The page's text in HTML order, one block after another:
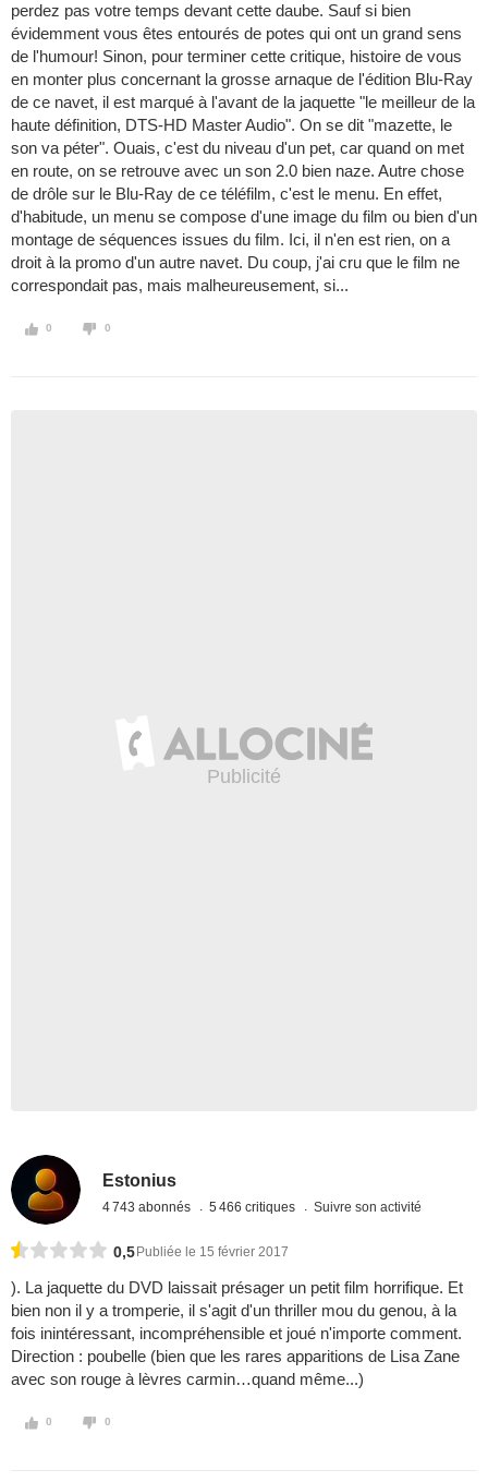
perdez pas votre temps devant cette daube. Sauf si bien
évidemment vous êtes entourés de potes qui ont un grand sens
de l'humour! Sinon, pour terminer cette critique, histoire de vous
en monter plus concernant la grosse arnaque de l'édition Blu-Ray
de ce navet, il est marqué à l'avant de la jaquette "le meilleur de la
haute définition, DTS-HD Master Audio". On se dit "mazette, le
son va péter". Ouais, c'est du niveau d'un pet, car quand on met
en route, on se retrouve avec un son 2.0 bien naze. Autre chose
de drôle sur le Blu-Ray de ce téléfilm, c'est le menu. En effet,
d'habitude, un menu se compose d'une image du film ou bien d'un
montage de séquences issues du film. Ici, il n'en est rien, on a
droit à la promo d'un autre navet. Du coup, j'ai cru que le film ne
correspondait pas, mais malheureusement, si...
0 0
Estonius
4 743 abonnés 5 466 critiques Suivre son activité
0,5 Publiée le 15 février 2017
). La jaquette du DVD laissait présager un petit film horrifique. Et
bien non il y a tromperie, il s'agit d'un thriller mou du genou, à la
fois inintéressant, incompréhensible et joué n'importe comment.
Direction : poubelle (bien que les rares apparitions de Lisa Zane
avec son rouge à lèvres carmin…quand même...)
0 0